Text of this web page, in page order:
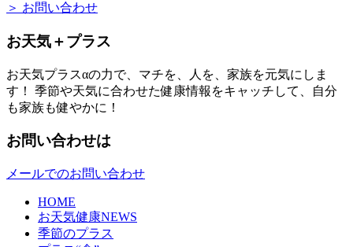
＞ お問い合わせ
お天気＋プラス
お天気プラスαの力で、マチを、人を、家族を元気にしま
す！ 季節や天気に合わせた健康情報をキャッチして、自分
も家族も健やかに！
お問い合わせは
メールでのお問い合わせ
HOME
お天気健康NEWS
季節のプラス